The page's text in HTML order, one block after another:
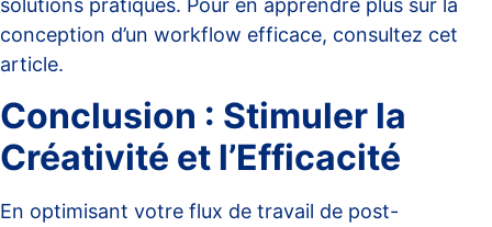
solutions pratiques. Pour en apprendre plus sur la
conception d’un workflow efficace, consultez cet
article.
Conclusion : Stimuler la
Créativité et l’Efficacité
En optimisant votre flux de travail de post-